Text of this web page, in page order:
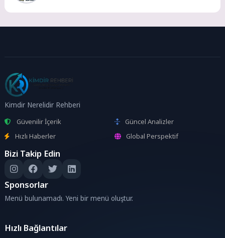
Kimdir Nerelidir Rehberi
Güvenilir İçerik
Güncel Analizler
Hızlı Haberler
Global Perspektif
Bizi Takip Edin
Sponsorlar
Menü bulunamadı. Yeni bir menü oluştur.
Hızlı Bağlantılar